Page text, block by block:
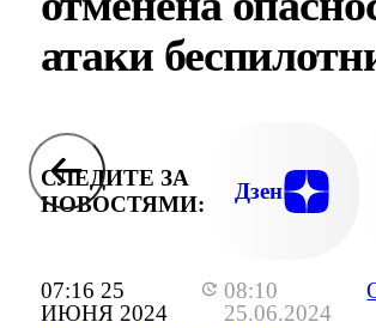
07:16 25
ИЮНЯ 2024
08:10
25.06.2024
атаки
СЛЕДИТЕ ЗА
НОВОСТЯМИ:
Дзен